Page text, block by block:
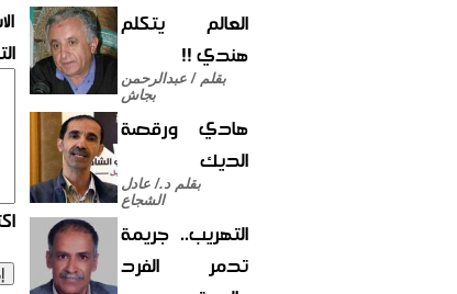
العالم يتكلم
هندي !!
بقلم / عبدالرحمن
بجاش
هادي ورقصة
الديك
بقلم د./ عادل
الشجاع
التهريب.. جريمة
تدمر الفرد